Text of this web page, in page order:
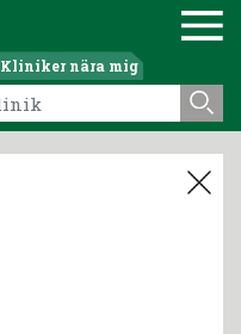
Kliniker nära mig